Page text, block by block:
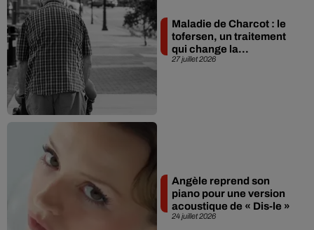
27 juillet 2026
Maladie de Charcot : le
tofersen, un traitement
qui change la...
24 juillet 2026
Angèle reprend son
piano pour une version
acoustique de « Dis-le »